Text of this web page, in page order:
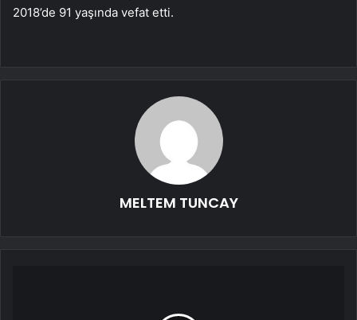
2018’de 91 yaşında vefat etti.
MELTEM TUNCAY